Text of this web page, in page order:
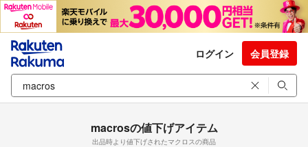
ログイン 会員登録
macrosの値下げアイテム
出品時より値下げされたマクロスの商品